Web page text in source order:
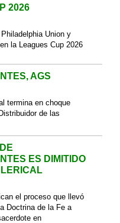
2026
Union y
la Leagues Cup 2026
AGS
termina en choque
de las
ES DIMITIDO
el proceso que llevó
Doctrina de la Fe a
en